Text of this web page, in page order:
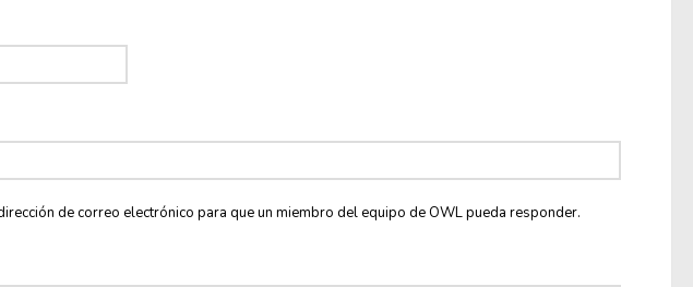
de correo electrónico para que un miembro del equipo de OWL pueda responder.